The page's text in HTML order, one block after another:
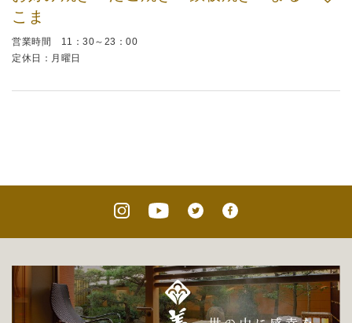
こま
営業時間 11：30～23：00
定休日：月曜日